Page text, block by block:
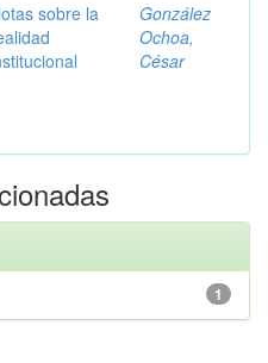
sobre la
González
Ochoa,
César
1